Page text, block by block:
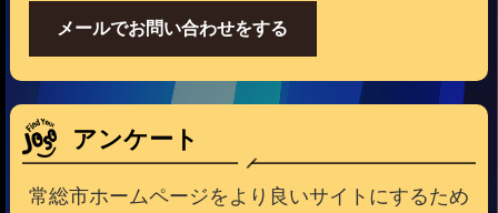
メールでお問い合わせをする
アンケート
常総市ホームページをより良いサイトにするため